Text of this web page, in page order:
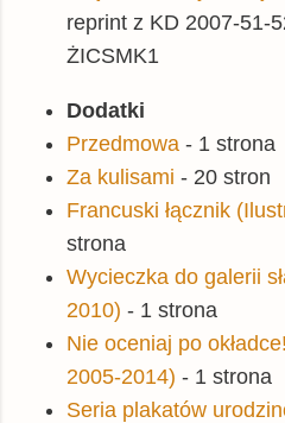
reprint z KD 2007-51-
ŻICSMK1
Dodatki
Przedmowa - 1 strona
Za kulisami - 20 stron
Francuski łącznik
strona
Wycieczka do galerii
2010) - 1 strona
Nie oceniaj po
2005-2014) - 1 strona
Seria plakatów